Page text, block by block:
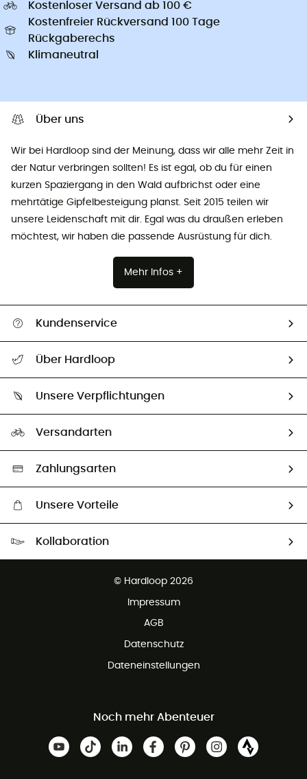
Kostenloser Versand ab 100 €
Kostenfreier Rückversand 100 Tage
Rückgaberechs
Klimaneutral
Über uns
Wir bei Hardloop sind der Meinung, dass wir alle mehr Zeit in
der Natur verbringen sollten! Es ist egal, ob du für einen
kurzen Spaziergang in den Wald aufbrichst oder eine
mehrtätige Gipfelbesteigung planst. Seit 2015 teilen wir
unsere Leidenschaft mit dir. Egal was du draußen erleben
möchtest, wir haben die passende Ausrüstung für dich.
Mehr Infos +
Kundenservice
Größentabelle
Vertrag widerrufen
Über Hardloop
Unsere Botschafter
Unsere Verpflichtungen
Auswahl an nachhaltigen Produkten
Versandarten
Zahlungsarten
Unsere Vorteile
Kollaboration
© Hardloop 2026
Impressum
AGB
Datenschutz
Dateneinstellungen
Noch mehr Abenteuer